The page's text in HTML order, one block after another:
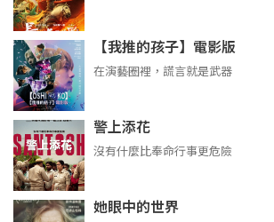
【我推的孩子】電影版
在演藝圈裡，謊言就是武器
警上添花
沒有什麼比奉命行事更危險
她眼中的世界